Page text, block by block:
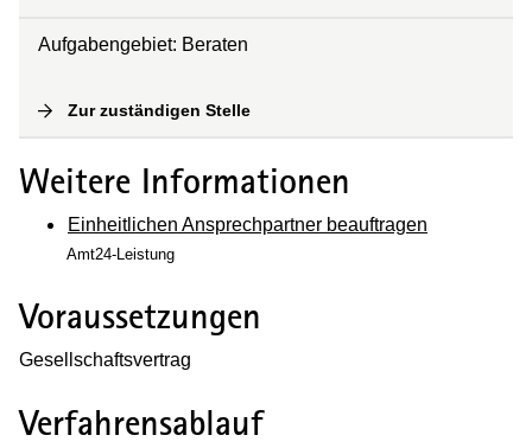
Aufgabengebiet: Beraten
Zur zuständigen Stelle
Weitere Informationen
Einheitlichen Ansprechpartner beauftragen
Amt24-Leistung
Voraussetzungen
Gesellschaftsvertrag
Verfahrensablauf